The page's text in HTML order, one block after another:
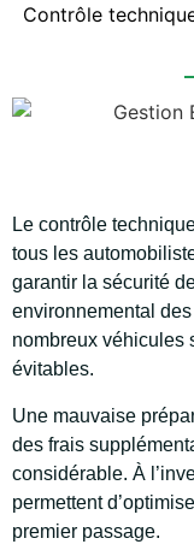
Contrôle
Le contrôle
tous les
garantir la sécurité
environnemental
nombreux véhicules
évitables.
Une mauvaise
des frais
considérable. À
permettent
premier passage.